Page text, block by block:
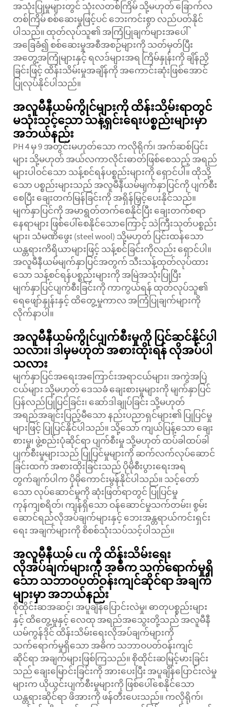
အသုံးပြုမှုများတွင် သုံးလတစ်ကြိမ် သို့မဟုတ် ခြောက်လ
တစ်ကြိမ် စစ်ဆေးမှုဖြင့်ပင် ဘေးကင်းစွာ လည်ပတ်နိုင်
ပါသည်။ ထုတ်လုပ်သူ၏ အကြံပြုချက်များအပေါ်
အခြေခံ၍ စစ်ဆေးမှုအစီအစဉ်များကို သတ်မှတ်ပြီး
အတွေ့အကြုံများနှင့် ရလဒ်များအရ ကြိမ်နှုန်းကို ချိန်ညှိ
ခြင်းဖြင့် ထိန်းသိမ်းမှုအချိန်ကို အကောင်းဆုံးဖြစ်အောင်
ပြုလုပ်နိုင်ပါသည်။
အလူမီနီယမ်ကွိုင်များကို ထိန်းသိမ်းရာတွင်
မသုံးသင့်သော သန့်ရှင်းရေးပစ္စည်းများမှာ
အဘယ်နည်း
PH 4 မှ 9 အတွင်းမဟုတ်သော ကလိုရိုက်၊ အက်ဆစ်ပြင်း
များ သို့မဟုတ် အယ်လကာလိုင်းဓာတ်ဖြစ်စေသည့် အရည်
များပါဝင်သော သန့်စင်ရန်ပစ္စည်းများကို ရှောင်ပါ။ ထိုသို့
သော ပစ္စည်းများသည် အလူမီနီယမ်မျက်နှာပြင်ကို ပျက်စီး
စေပြီး ချေးတက်မြန်ခြင်းကို အရှိန်မြှင့်ပေးနိုင်သည်။
မျက်နှာပြင်ကို အမာရွတ်တက်စေနိုင်ပြီး ချေးတက်စရာ
နေရာများ ဖြစ်ပေါ်စေနိုင်သောကြောင့် သဲကြီးသုတ်ပစ္စည်း
များ၊ သံမဏိဖွေး (steel wool) သို့မဟုတ် ပြင်းထန်သော
ယန္တရားကိရိယာများဖြင့် သန့်စင်ခြင်းကိုလည်း ရှောင်ပါ။
အလူမီနီယမ်မျက်နှာပြင်အတွက် သီးသန့်ထုတ်လုပ်ထား
သော သန့်စင်ရန်ပစ္စည်းများကို အမြဲအသုံးပြုပြီး
မျက်နှာပြင်ပျက်စီးခြင်းကို ကာကွယ်ရန် ထုတ်လုပ်သူ၏
ရေဖျော်နှုန်းနှင့် ထိတွေ့မှုကာလ အကြံပြုချက်များကို
လိုက်နာပါ။
အလူမီနီယမ်ကွိုင်ပျက်စီးမှုကို ပြင်ဆင်နိုင်ပါ
သလား၊ ဒါမှမဟုတ် အစားထိုးရန် လိုအပ်ပါ
သလား
မျက်နှာပြင်အရေးအကြောင်းအရာငယ်များ၊ အကွဲအပြဲ
ငယ်များ သို့မဟုတ် ဒေသခံ ချေးစားမှုများကို မျက်နှာပြင်
ပြန်လည်ပြုပြင်ခြင်း၊ ဆော်ဒါချုပ်ခြင်း သို့မဟုတ်
အရည်အချင်းပြည့်မီသော နည်းပညာရှင်များ၏ ပြုပြင်မှု
များဖြင့် ပြုပြင်နိုင်ပါသည်။ သို့သော် ကျယ်ပြန့်သော ချေး
စားမှု၊ ဖွဲ့စည်းပုံဆိုင်ရာ ပျက်စီးမှု သို့မဟုတ် ထပ်ခါထပ်ခါ
ပျက်စီးမှုများသည် ပြုပြင်မှုများကို ဆက်လက်လုပ်ဆောင်
ခြင်းထက် အစားထိုးခြင်းသည် ပိုမိုစီးပွားရေးအရ
တွက်ချက်ပါက ပိုမိုကောင်းမွန်နိုင်ပါသည်။ သင့်တော်
သော လုပ်ဆောင်မှုကို ဆုံးဖြတ်ရာတွင် ပြုပြင်မှု
ကုန်ကျစရိတ်၊ ကျန်ရှိသော ဝန်ဆောင်မှုသက်တမ်း၊ စွမ်း
ဆောင်ရည်လိုအပ်ချက်များနှင့် ဘေးအန္တရာယ်ကင်းရှင်း
ရေး အချက်များကို စိစစ်သုံးသပ်သင့်ပါသည်။
အလူမီနီယမ် cu ကို ထိန်းသိမ်းရေး
လိုအပ်ချက်များကို အဓိက သက်ရောက်မှုရှိ
သော သဘာဝပတ်ဝန်းကျင်ဆိုင်ရာ အချက်
များမှာ အဘယ်နည်း
စိုထိုင်းဆအဆင့်၊ အပူချိန်ပြောင်းလဲမှု၊ ဓာတုပစ္စည်းများ
နှင့် ထိတွေ့မှုနှင့် လေထု အရည်အသွေးတို့သည် အလူမီနီ
ယမ်ကွန်ဒိုင် ထိန်းသိမ်းရေးလိုအပ်ချက်များကို
သက်ရောက်မှုရှိသော အဓိက သဘာဝပတ်ဝန်းကျင်
ဆိုင်ရာ အချက်များဖြစ်ကြသည်။ စိုထိုင်းဆမြင့်မားခြင်း
သည် ချေးမြောင်းခြင်းကို အားပေးပြီး အပူချိန်ပြောင်းလဲမှု
များက ယိုယွင်းပျက်စီးမှုများကို ဖြစ်ပေါ်စေနိုင်သော
ယန္တရားဆိုင်ရာ ဖိအားကို ဖန်တီးပေးသည်။ ကလိုရိုက်၊